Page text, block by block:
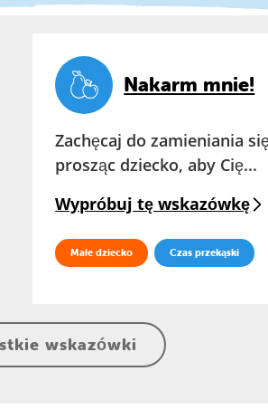
Nakarm mnie!
Zachęcaj do zamieniania
prosząc dziecko, aby Cię...
Wypróbuj tę wskazówkę
Małe dziecko Czas przekąski
wskazówki